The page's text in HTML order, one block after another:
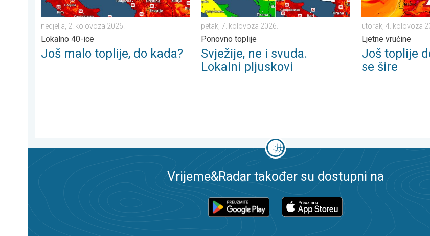
nedjelja, 2. kolovoza 2026.
Lokalno 40-ice
Još malo toplije, do kada?
petak, 7. kolovoza 2026.
Ponovno toplije
Svježije, ne i svuda.
Lokalni pljuskovi
utorak, 4. kolovoza
Ljetne vrućine
Još toplije
se šire
Vrijeme&Radar također su dostupni na